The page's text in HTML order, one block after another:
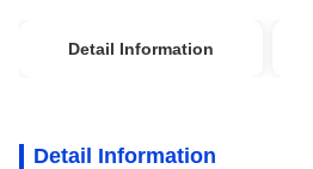
Detail Information
Detail Information